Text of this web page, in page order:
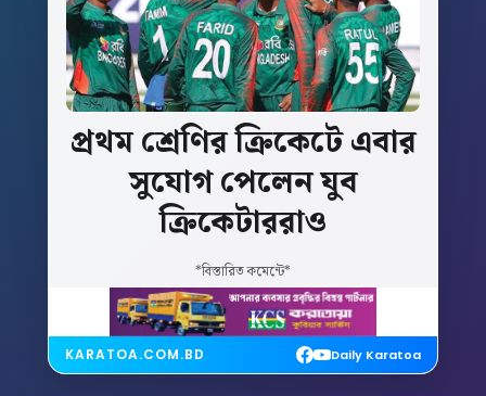
প্রথমশ্রেণিরক্রিকেটেএবার
সুযোগপেলেনযুব
ক্রিকেটাররাও
*বিস্তারিত কমেন্টে*
KARATOA.COM.BD Daily Karatoa